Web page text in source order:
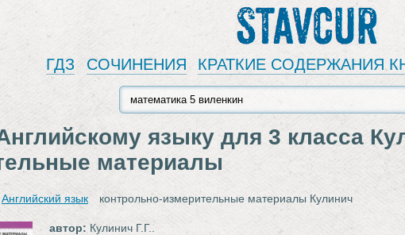
Stavcur
ГДЗ СОЧИНЕНИЯ КРАТКИЕ СОДЕРЖАНИЯ
языку для 3 класса
материалы
Английский язык контрольно-измерительные материалы Кулинич
автор: Кулинич Г.Г..